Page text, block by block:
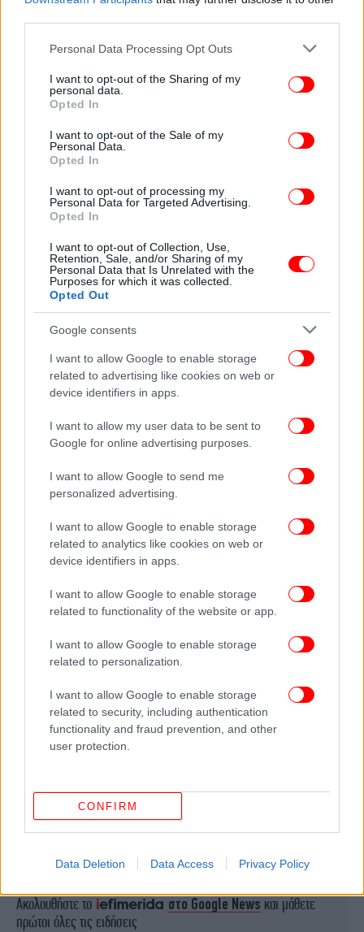
Please note that this website/app uses one or more Google
not limited to your visit or usage behaviour. You may click to
grant or deny consent to Google and its third-party tags to
use your data for below specified purposes in below Google
consent section.
Personal Data Processing Opt Outs
I want to opt-out of the Sharing of my
personal data.
Opted In
I want to opt-out of the Sale of my
Personal Data.
Opted In
I want to opt-out of processing my
Personal Data for Targeted Advertising.
Opted In
I want to opt-out of Collection, Use,
Retention, Sale, and/or Sharing of my
Personal Data that Is Unrelated with the
Purposes for which it was collected.
Opted Out
Google consents
I want to allow Google to enable storage
related to advertising like cookies on web or
device identifiers in apps.
I want to allow my user data to be sent to
Google for online advertising purposes.
I want to allow Google to send me
personalized advertising.
I want to allow Google to enable storage
related to analytics like cookies on web or
device identifiers in apps.
I want to allow Google to enable storage
related to functionality of the website or app.
I want to allow Google to enable storage
related to personalization.
I want to allow Google to enable storage
related to security, including authentication
functionality and fraud prevention, and other
user protection.
CONFIRM
Data Deletion Data Access Privacy Policy
46χρονος δράστης πήγε αυτοβούλως στο
Αστυνομικό Τμήμα Θερμαϊκού, όπου ομολόγησε τις
πράξεις του και συνελήφθη. Εναντίον του
σχηματίστηκε δικογραφία για ανθρωποκτονία με
δόλο και, όπως έγινε γνωστό, σήμερα θα οδηγηθεί
ενώπιον του εισαγγελέα.
Γυναικοκτονία στη Θεσσαλονίκη: Στον εισαγγελέα ο
46χρονος που σκότωσε τη σύζυγό του -Εκτός κινδύνου ο
29χρονος γιος της
Νέο έκτακτο της ΕΜΥ για την κακοκαιρία Bora: Βροχές
και καταιγίδες μέχρι την Τρίτη -Ποιες περιοχές θα
πληγούν
Τι λένε οι Θεσσαλονικείς για τα εγκαίνια του μετρό
-«Απίστευτο κι όμως αληθινό, το αποτέλεσμα
ΠΕΡΙΣΣΟΤΕΡΑ ΒΙΝΤΕΟ
Ακολουθήστε το στο Google News και μάθετε
πρώτοι όλες τις ειδήσεις